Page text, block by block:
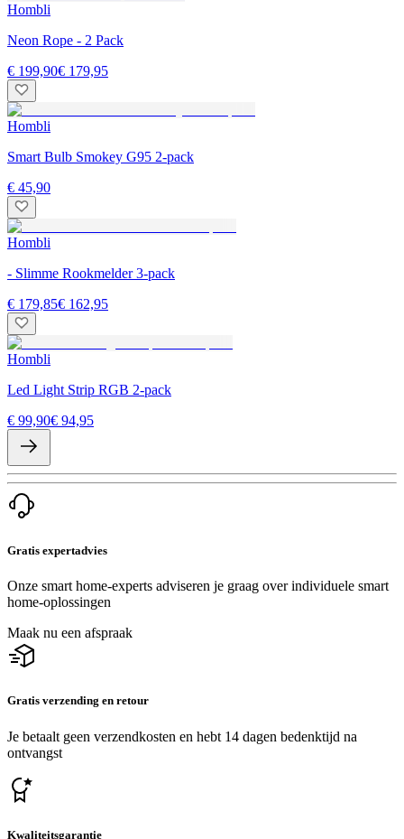
Hombli
Neon Rope - 2 Pack
€ 199,90€ 179,95
Hombli
Smart Bulb Smokey G95 2-pack
€ 45,90
Hombli
- Slimme Rookmelder 3-pack
€ 179,85€ 162,95
Hombli
Led Light Strip RGB 2-pack
€ 99,90€ 94,95
Gratis expertadvies
Onze smart home-experts adviseren je graag over individuele smart
home-oplossingen
Maak nu een afspraak
Gratis verzending en retour
Je betaalt geen verzendkosten en hebt 14 dagen bedenktijd na
ontvangst
Kwaliteitsgarantie